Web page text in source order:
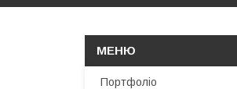
Портфоліо